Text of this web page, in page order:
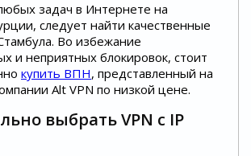
задач в Интернете на
следует найти качественные
Во избежание
и неприятных блокировок, стоит
купить ВПН, представленный на
Alt VPN по низкой цене.
выбрать VPN с IP